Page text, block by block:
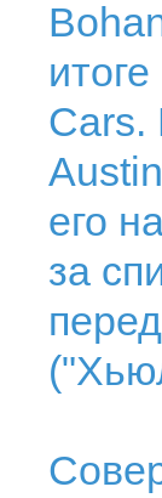
Cars.
его
за